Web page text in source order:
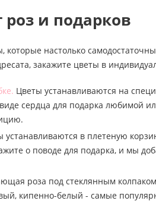
роз и подарков
настолько
закажите цветы в
Цветы устанавливаются на
сердца для подарка любимой
устанавливаются в плетеную
о поводе для подарка, и мы
роза под стеклянным
кипенно-белый - самые